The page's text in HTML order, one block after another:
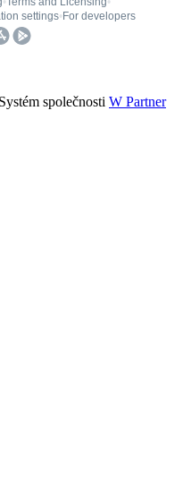
společnosti W Partner